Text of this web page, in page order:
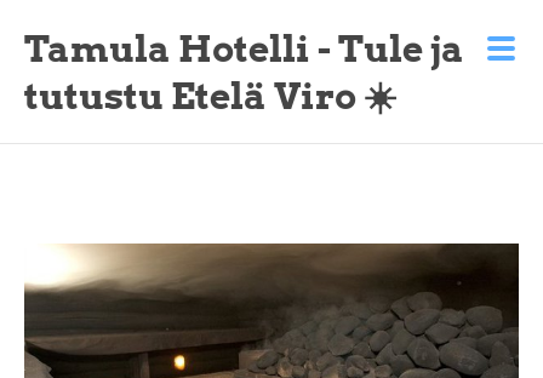
Tamula Hotelli - Tule ja
tutustu Etelä Viro ☀️